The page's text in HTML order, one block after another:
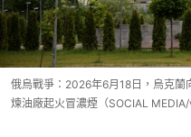
俄烏戰爭：2026年6月18日，烏克蘭
煉油廠起火冒濃煙（SOCIAL MEDIA/